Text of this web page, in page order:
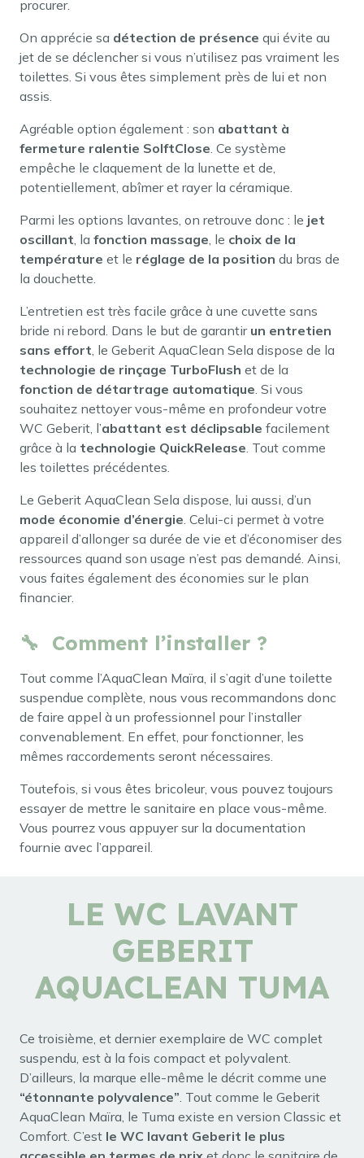
procurer.
On apprécie sa détection de présence qui évite au
jet de se déclencher si vous n’utilisez pas vraiment les
toilettes. Si vous êtes simplement près de lui et non
assis.
Agréable option également : son abattant à
fermeture ralentie SolftClose . Ce système
empêche le claquement de la lunette et de,
potentiellement, abîmer et rayer la céramique.
Parmi les options lavantes, on retrouve donc : le jet
oscillant , la fonction massage , le choix de la
température et le réglage de la position du bras de
la douchette.
L’entretien est très facile grâce à une cuvette sans
bride ni rebord. Dans le but de garantir un entretien
sans effort , le Geberit AquaClean Sela dispose de la
technologie de rinçage TurboFlush et de la
fonction de détartrage automatique . Si vous
souhaitez nettoyer vous-même en profondeur votre
WC Geberit, l’abattant est déclipsable facilement
grâce à la technologie QuickRelease . Tout comme
les toilettes précédentes.
Le Geberit AquaClean Sela dispose, lui aussi, d’un
mode économie d’énergie . Celui-ci permet à votre
appareil d’allonger sa durée de vie et d’économiser des
ressources quand son usage n’est pas demandé. Ainsi,
vous faites également des économies sur le plan
financier.
🔧 Comment l’installer ?
Tout comme l’AquaClean Maïra, il s’agit d’une toilette
suspendue complète, nous vous recommandons donc
de faire appel à un professionnel pour l’installer
convenablement. En effet, pour fonctionner, les
mêmes raccordements seront nécessaires.
Toutefois, si vous êtes bricoleur, vous pouvez toujours
essayer de mettre le sanitaire en place vous-même.
Vous pourrez vous appuyer sur la documentation
fournie avec l’appareil.
LE WC LAVANT
GEBERIT
AQUACLEAN TUMA
Ce troisième, et dernier exemplaire de WC complet
suspendu, est à la fois compact et polyvalent.
D’ailleurs, la marque elle-même le décrit comme une
“étonnante polyvalence” . Tout comme le Geberit
AquaClean Maïra, le Tuma existe en version Classic et
Comfort. C’est le WC lavant Geberit le plus